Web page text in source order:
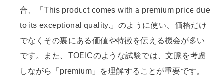
合、「This product comes with a premium price due
to its exceptional quality.」のように使い、価格だけ
でなくその裏にある価値や特徴を伝える機会が多い
です。また、TOEICのような試験では、文脈を考慮
しながら「premium」を理解することが重要です。